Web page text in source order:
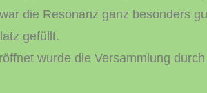
die Resonanz ganz besonders
gefüllt.
wurde die Versammlung